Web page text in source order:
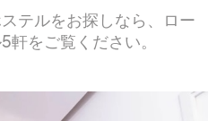
テルをお探しなら、ロー
をご覧ください。